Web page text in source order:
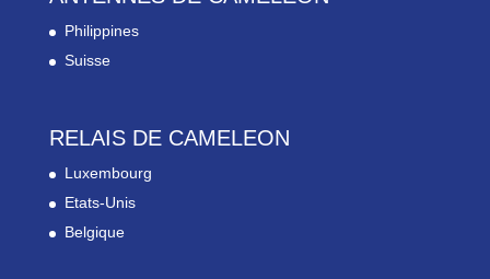
Philippines
Suisse
RELAIS DE CAMELEON
Luxembourg
Etats-Unis
Belgique